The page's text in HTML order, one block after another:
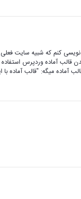
کنم که شبیه سایت فعلی
قالب آماده وردپرس
آماده میگه: "قالب آماده